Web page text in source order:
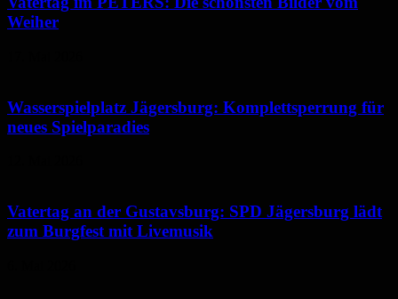
Weiher
Wasserspielplatz Jägersburg: Komplettsperrung für
neues Spielparadies
Vatertag an der Gustavsburg: SPD Jägersburg lädt
zum Burgfest mit Livemusik